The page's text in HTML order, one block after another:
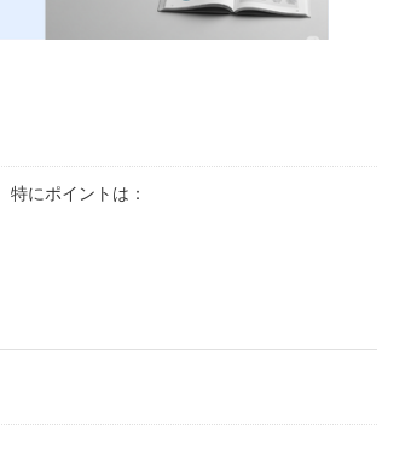
にポイントは：